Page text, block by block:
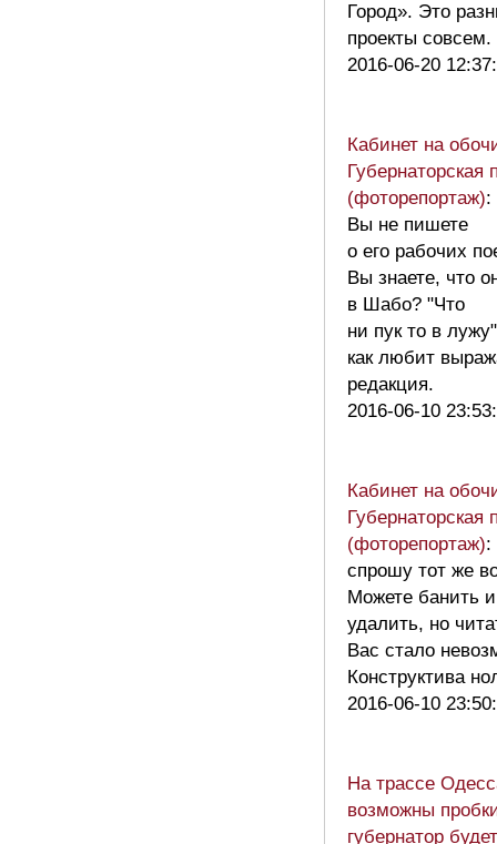
Город». Это
проекты
2016-06-20
Кабинет на
Губернаторская
(фоторепортаж):
Вы не пишете
о его рабочих
Вы знаете, что
в Шабо? "Что
ни пук то в
как любит
редакция.
2016-06-10
Кабинет на
Губернаторская
(фоторепортаж):
спрошу тот же
Можете банить
удалить, но
Вас стало
Конструктива
2016-06-10
На трассе
возможны
губернатор будет